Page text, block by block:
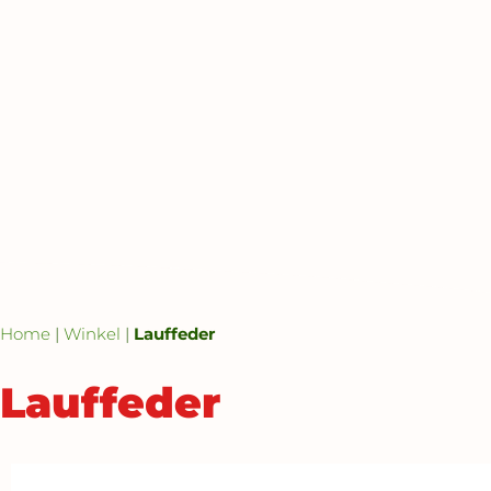
Home | Winkel | Lauffeder
Lauffeder